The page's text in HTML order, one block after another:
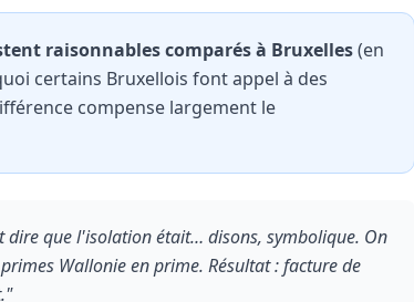
raisonnables comparés à Bruxelles(en
certains Bruxellois font appel à des
compense largement le
que l'isolation était… disons, symbolique. On
Wallonie en prime. Résultat : facture de